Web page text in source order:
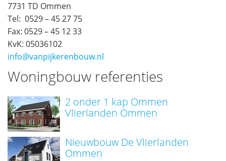
7731 TD Ommen
Tel: 0529 – 45 27 75
Fax: 0529 – 45 12 33
KvK: 05036102
info@vanpijkerenbouw.nl
Woningbouw referenties
2 onder 1 kap Ommen
Vlierlanden Ommen
Nieuwbouw De Vlierlanden
Ommen